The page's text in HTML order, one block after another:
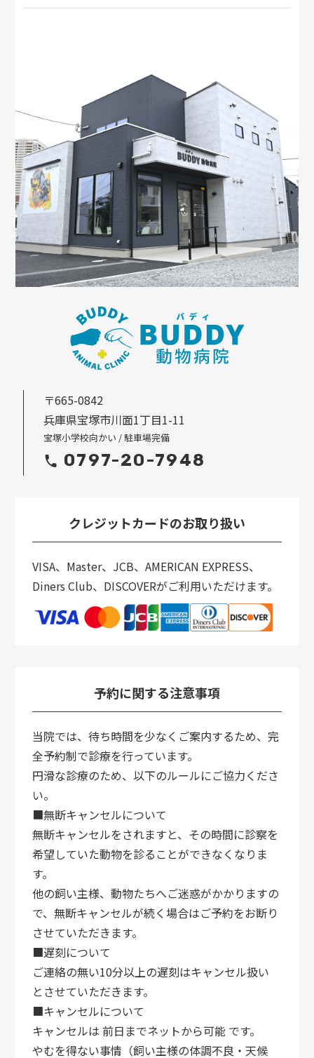
〒665-0842
兵庫県宝塚市川面1丁目1-11
宝塚小学校向かい / 駐車場完備
0797-20-7948
クレジットカードのお取り扱い
VISA、Master、JCB、AMERICAN EXPRESS、
Diners Club、DISCOVERがご利用いただけます。
予約に関する注意事項
当院では、待ち時間を少なくご案内するため、完
全予約制で診療を行っています。
円滑な診療のため、以下のルールにご協力くださ
い。
■無断キャンセルについて
無断キャンセルをされますと、その時間に診察を
希望していた動物を診ることができなくなりま
す。
他の飼い主様、動物たちへご迷惑がかかりますの
で、無断キャンセルが続く場合はご予約をお断り
させていただきます。
■遅刻について
ご連絡の無い10分以上の遅刻はキャンセル扱い
とさせていただきます。
■キャンセルについて
キャンセルは 前日までネットから可能 です。
やむを得ない事情（飼い主様の体調不良・天候